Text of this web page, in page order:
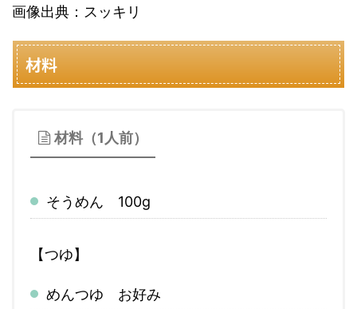
画像出典：スッキリ
材料
材料（1人前）
そうめん 100g
【つゆ】
めんつゆ お好み